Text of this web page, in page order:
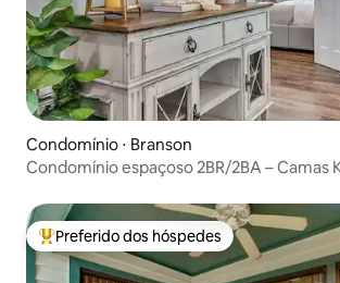
Condomínio ⋅ Branson
Condomínio espaçoso 2BR/2BA – Camas
Entre os melhores preferidos dos hóspedes
Preferido dos hóspedes